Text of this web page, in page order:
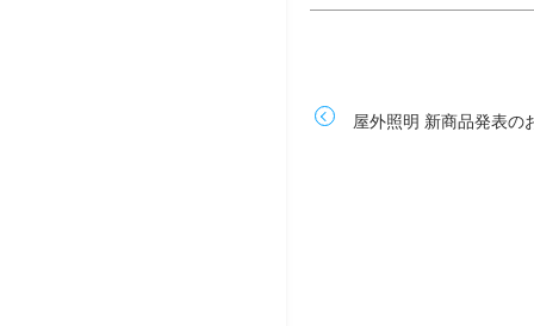
屋外照明 新商品発表の